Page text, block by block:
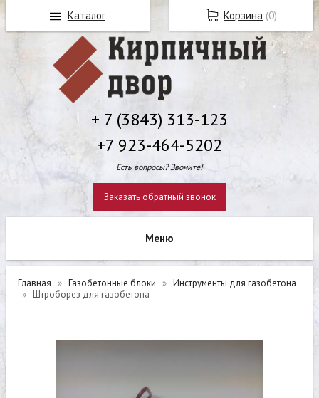
+ 7 (3843) 313-123
+7 923-464-5202
Есть вопросы? Звоните!
Заказать обратный звонок
Главная Газобетонные блоки
Инструменты для газобетона
Штроборез для газобетона
Корзина (0)
Каталог